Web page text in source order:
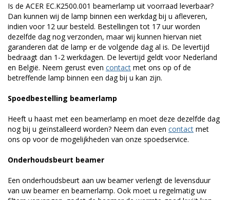
Is de ACER EC.K2500.001 beamerlamp uit voorraad leverbaar?
Dan kunnen wij de lamp binnen een werkdag bij u afleveren,
indien voor 12 uur besteld. Bestellingen tot 17 uur worden
dezelfde dag nog verzonden, maar wij kunnen hiervan niet
garanderen dat de lamp er de volgende dag al is. De levertijd
bedraagt dan 1-2 werkdagen. De levertijd geldt voor Nederland
en België. Neem gerust even contact met ons op of de
betreffende lamp binnen een dag bij u kan zijn.
Spoedbestelling beamerlamp
Heeft u haast met een beamerlamp en moet deze dezelfde dag
nog bij u geïnstalleerd worden? Neem dan even contact met
ons op voor de mogelijkheden van onze spoedservice.
Onderhoudsbeurt beamer
Een onderhoudsbeurt aan uw beamer verlengt de levensduur
van uw beamer en beamerlamp. Ook moet u regelmatig uw